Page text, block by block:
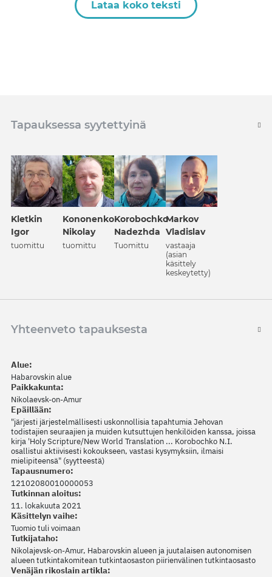
Lataa koko teksti
Tapauksessa syytettyinä
Kletkin
Igor
tuomittu
Kononenko
Nikolay
tuomittu
Korobochko
Nadezhda
Tuomittu
Markov
Vladislav
vastaaja
(asian
käsittely
keskeytetty)
Yhteenveto tapauksesta
Alue:
Habarovskin alue
Paikkakunta:
Nikolaevsk-on-Amur
Epäillään:
"järjesti järjestelmällisesti uskonnollisia tapahtumia Jehovan
todistajien seuraajien ja muiden kutsuttujen henkilöiden kanssa, joissa
kirja 'Holy Scripture/New World Translation ... Korobochko N.I.
osallistui aktiivisesti kokoukseen, vastasi kysymyksiin, ilmaisi
mielipiteensä" (syytteestä)
Tapausnumero:
12102080010000053
Tutkinnan aloitus:
11. lokakuuta 2021
Käsittelyn vaihe:
Tuomio tuli voimaan
Tutkijataho:
Nikolajevsk-on-Amur, Habarovskin alueen ja juutalaisen autonomisen
alueen tutkintakomitean tutkintaosaston piirienvälinen tutkintaosasto
Venäjän rikoslain artikla: